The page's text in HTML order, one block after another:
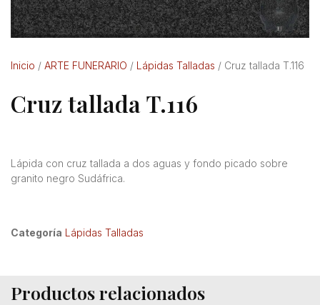
Inicio / ARTE FUNERARIO / Lápidas Talladas / Cruz tallada T.116
Cruz tallada T.116
Lápida con cruz tallada a dos aguas y fondo picado sobre
granito negro Sudáfrica.
Categoría Lápidas Talladas
Productos relacionados